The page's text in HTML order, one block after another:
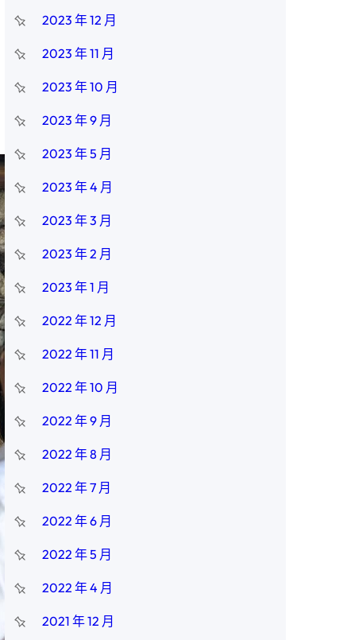
2023 年 12 月
2023 年 11 月
2023 年 10 月
2023 年 9 月
2023 年 5 月
2023 年 4 月
2023 年 3 月
2023 年 2 月
2023 年 1 月
2022 年 12 月
2022 年 11 月
2022 年 10 月
2022 年 9 月
2022 年 8 月
2022 年 7 月
2022 年 6 月
2022 年 5 月
2022 年 4 月
2021 年 12 月